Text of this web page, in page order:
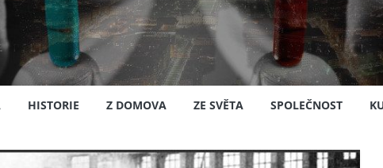
HISTORIE Z DOMOVA ZE SVĚTA SPOLEČNOST